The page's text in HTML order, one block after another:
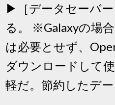
▶︎［データセーバ
る。 ※Galaxyの場
は必要とせず、
ダウンロードして
軽だ。節約したデ